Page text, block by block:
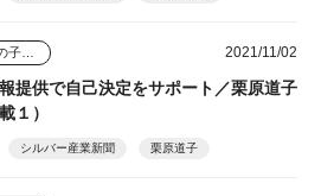
2021/11/02
提供で自己決定をサポート／栗原道子
１）
シルバー産業新聞 栗原道子